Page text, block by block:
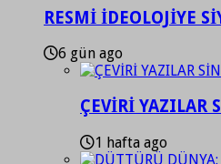
RESMİ İDEOLOJİYE
6 gün ago
ÇEVİRİ YAZILAR
1 hafta ago